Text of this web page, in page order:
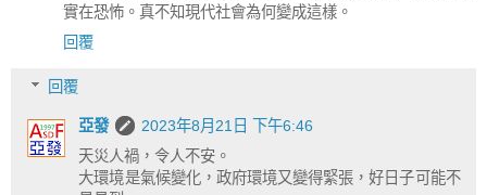
實在恐怖。真不知現代社會為何變成這樣。
回覆
回覆
亞發
2023年8月21日 下午6:46
天災人禍，令人不安。
大環境是氣候變化，政府環境又變得緊張，好日子可能不